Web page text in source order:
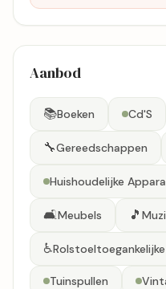
Aanbod
📚Boeken Cd'S
🔧Gereedschappen
Huishoudelijke
🛋️Meubels 🎵
♿
Tuinspullen